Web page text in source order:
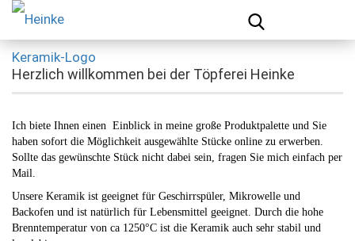
Herzlich willkommen bei der Töpferei Heinke
Ich biete Ihnen einen Einblick in meine große Produktpalette und Sie
haben sofort die Möglichkeit ausgewählte Stücke online zu erwerben.
Sollte das gewünschte Stück nicht dabei sein, fragen Sie mich einfach per
Mail.
Unsere Keramik ist geeignet für Geschirrspüler, Mikrowelle und
Backofen und ist natürlich für Lebensmittel geeignet. Durch die hohe
Brenntemperatur von ca 1250°C ist die Keramik auch sehr stabil und